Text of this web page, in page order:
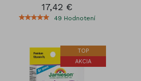
17,42 €
49 Hodnotení
TOP
AKCIA